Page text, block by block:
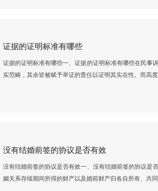
证据的证明标准有哪些
证据的证明标准有哪些一、证据的证明标准有哪些在民事
实范畴，其余皆被赋予举证的责任以证明其实在性。而高
没有结婚前签的协议是否有效
没有结婚前签的协议是否有效一、没有结婚前签的协议是
姻关系存续期间所得的财产以及婚前财产归各自所有、共